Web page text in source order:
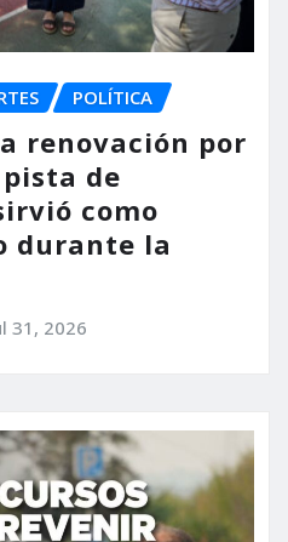
POLÍTICA
renovación por
de
como
durante la
31, 2026